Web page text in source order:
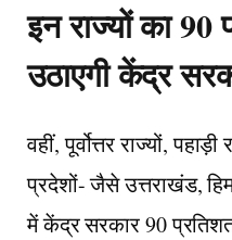
इन राज्यों का 90
उठाएगी केंद्र
वहीं, पूर्वोत्तर राज्यों,
प्रदेशों- जैसे उत्तराखंड,
में केंद्र सरकार 90